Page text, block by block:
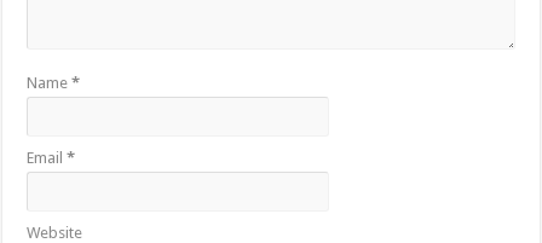
Name*
Email*
Website